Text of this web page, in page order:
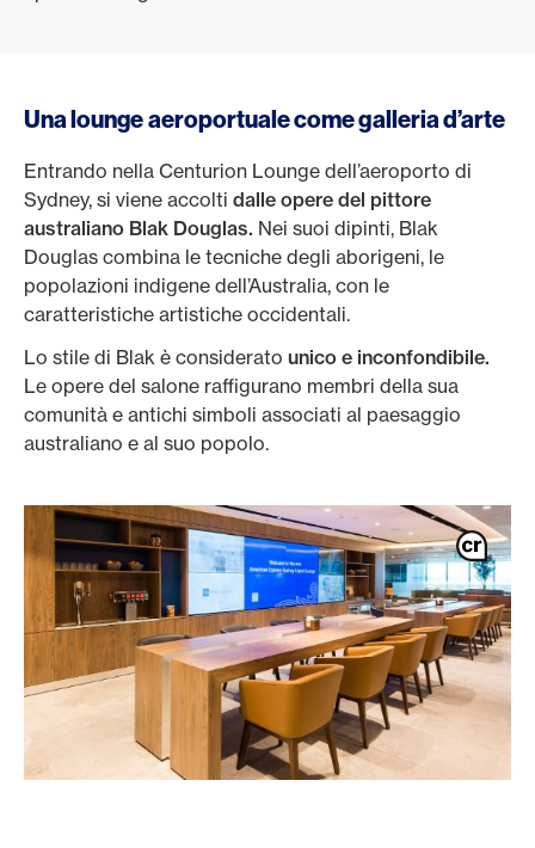
Una lounge aeroportuale come galleria d’arte
Entrando nella Centurion Lounge dell’aeroporto di
Sydney, si viene accolti dalle opere del pittore
australiano Blak Douglas. Nei suoi dipinti, Blak
Douglas combina le tecniche degli aborigeni, le
popolazioni indigene dell’Australia, con le
caratteristiche artistiche occidentali.
Lo stile di Blak è considerato unico e inconfondibile.
Le opere del salone raffigurano membri della sua
comunità e antichi simboli associati al paesaggio
australiano e al suo popolo.